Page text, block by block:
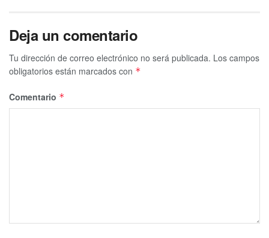
Deja un comentario
Tu dirección de correo electrónico no será publicada. Los campos
obligatorios están marcados con *
Comentario *